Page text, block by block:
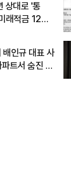
상대로 '통
래적금 12%
배인규 대표 사
트서 숨진 채